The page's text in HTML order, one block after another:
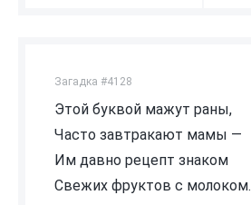
Загадка #4128
Этой буквой мажут раны,
Часто завтракают мамы —
Им давно рецепт знаком
Свежих фруктов с молоком.